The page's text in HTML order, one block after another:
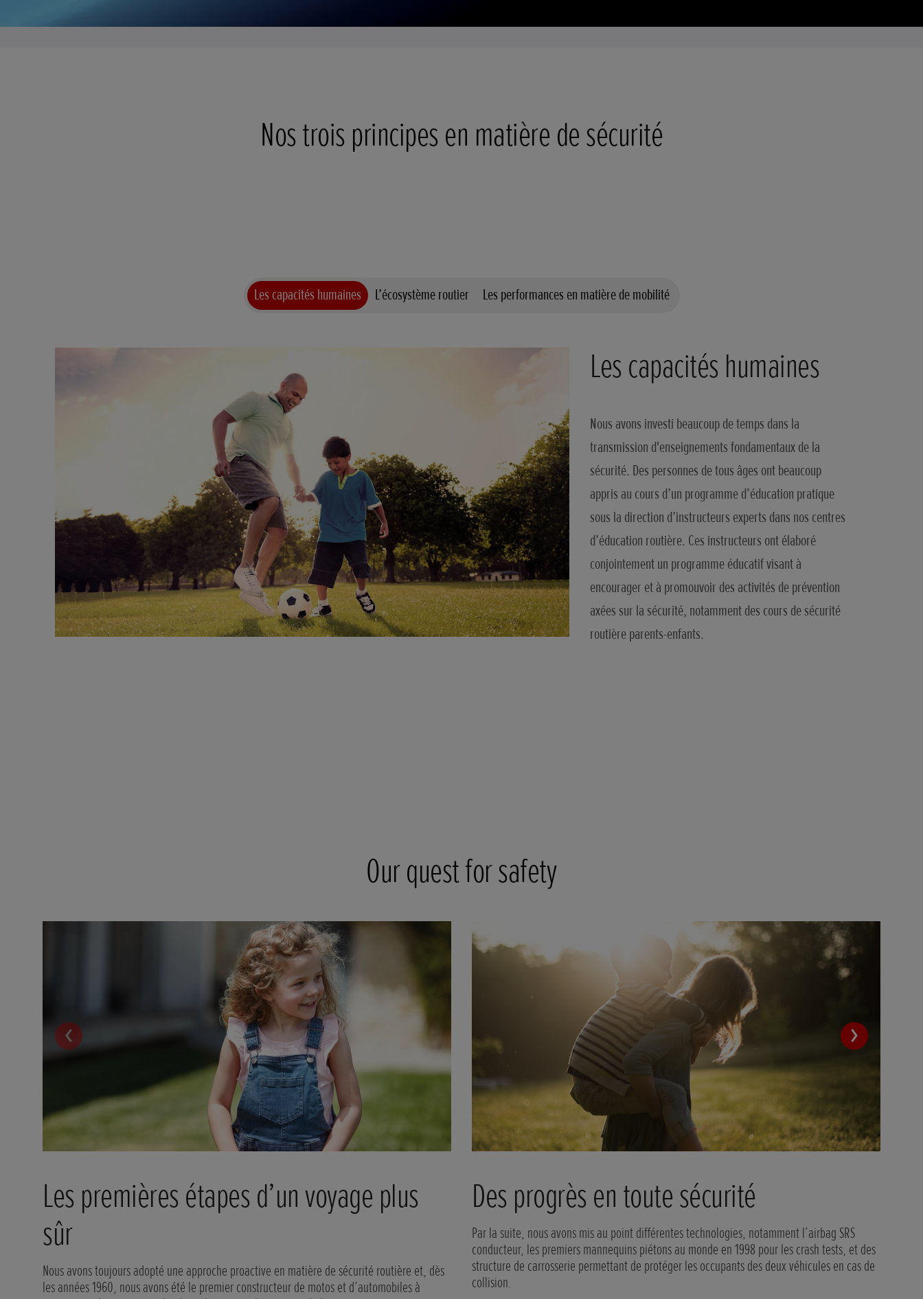
Nos trois principes en matière de sécurité
Les capacités humaines L’écosystème routier Les performances en matière de mobilité
Les capacités humaines
Nous avons investi beaucoup de temps dans la
transmission d'enseignements fondamentaux de la
sécurité. Des personnes de tous âges ont beaucoup
appris au cours d’un programme d’éducation pratique
sous la direction d’instructeurs experts dans nos centres
d’éducation routière. Ces instructeurs ont élaboré
conjointement un programme éducatif visant à
encourager et à promouvoir des activités de prévention
axées sur la sécurité, notamment des cours de sécurité
routière parents-enfants.
Our quest for safety
Tests ultimes
En 2000, nous avons construit le premier centre de crash-test omnidirectionnel au monde.
Cela nous a permis de reproduire un plus grand nombre de collisions réelles afin de mieux
prendre en compte la sécurité dans la conception de nos véhicules.
Partage des connaissances
Afin d’accroître la sécurité des piétons, nous partageons nos conclusions avec d’autres
entreprises et instituts de recherche. Ce partage contribue largement aux études sur la
protection de tous les usagers de la route.